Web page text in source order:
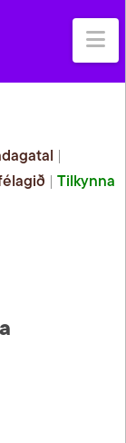
|Tilkynna